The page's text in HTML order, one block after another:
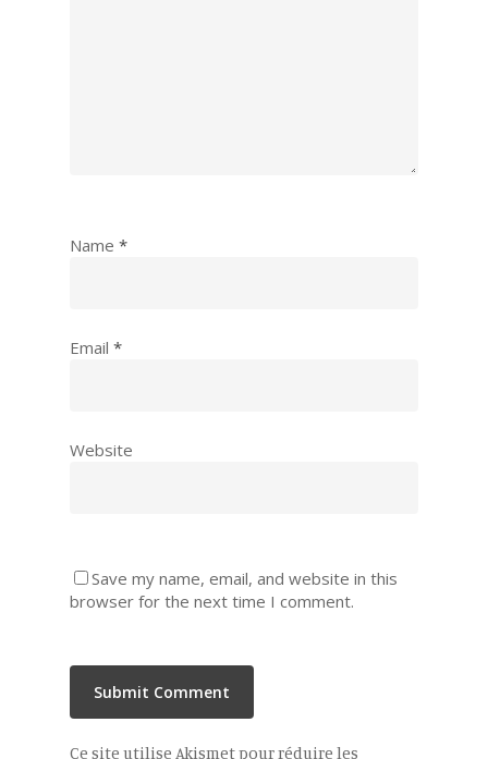
Name *
Email *
Website
Save my name, email, and website in this
browser for the next time I comment.
Ce site utilise Akismet pour réduire les